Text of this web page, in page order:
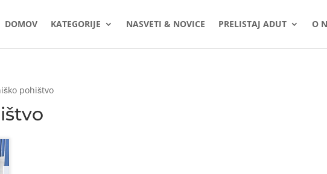
DOMOV KATEGORIJE NASVETI & NOVICE PRELISTAJ ADUT O
pohištvo